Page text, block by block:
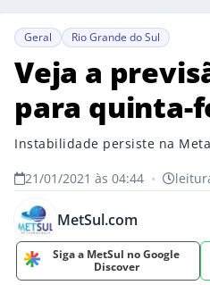
Geral Rio Grande do Sul
Veja a
para quinta-
Instabilidade persiste na
21/01/2021 às 04:44 •
MetSul.com
Siga a MetSul no Google
Discover